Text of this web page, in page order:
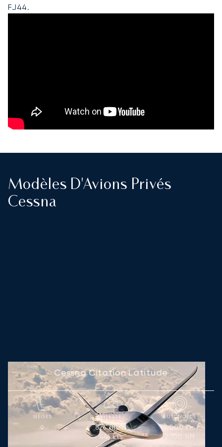
FJ44.
Modèles D'Avions Privés
Cessna
Cessna Citation Latitude
SIÈGES
9
VITESSE
826km/h
446kts
AUTONOMIE
5 000km
2 700 NM